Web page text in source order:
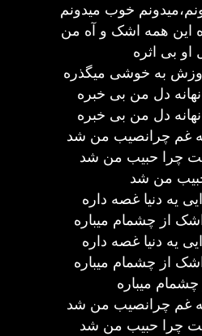
خوب میدونم
این همه اشک و آه من
او بی اثره
به خوشی میگذره
دل من بی خبره
دل من بی خبره
غم چرانصیب من شد
چرا حبیب من شد
من شد
یه دنیا غصه داره
از چشمام میباره
یه دنیا غصه داره
از چشمام میباره
میباره
غم چرانصیب من شد
چرا حبیب من شد